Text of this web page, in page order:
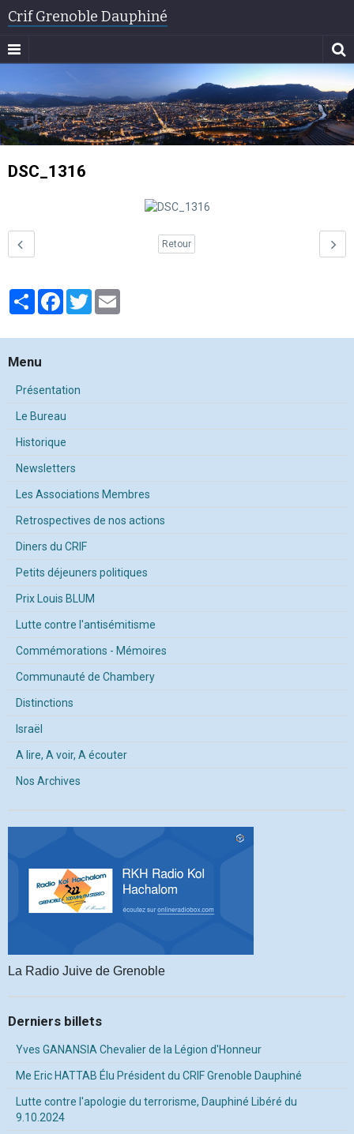
Crif Grenoble Dauphiné
DSC_1316
Retour
PartagerFacebook
Twitter
Menu
Présentation
Le Bureau
Historique
Newsletters
Les Associations Membres
Retrospectives de nos actions
Diners du CRIF
Petits déjeuners politiques
Prix Louis BLUM
Lutte contre l'antisémitisme
Commémorations - Mémoires
Communauté de Chambery
Distinctions
Israël
A lire, A voir, A écouter
Nos Archives
La Radio Juive de Grenoble
Derniers billets
Yves GANANSIA Chevalier de la Légion d'Honneur
Me Eric HATTAB Élu Président du CRIF Grenoble Dauphiné
Lutte contre l'apologie du terrorisme, Dauphiné Libéré du
9.10.2024